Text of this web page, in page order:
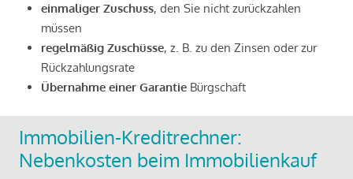
einmaliger Zuschuss, den Sie nicht zurückzahlen
müssen
regelmäßig Zuschüsse, z. B. zu den Zinsen oder zur
Rückzahlungsrate
Übernahme einer Garantie Bürgschaft
Immobilien-Kreditrechner:
Nebenkosten beim Immobilienkauf